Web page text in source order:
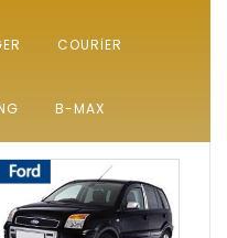
COURIER
B-MAX